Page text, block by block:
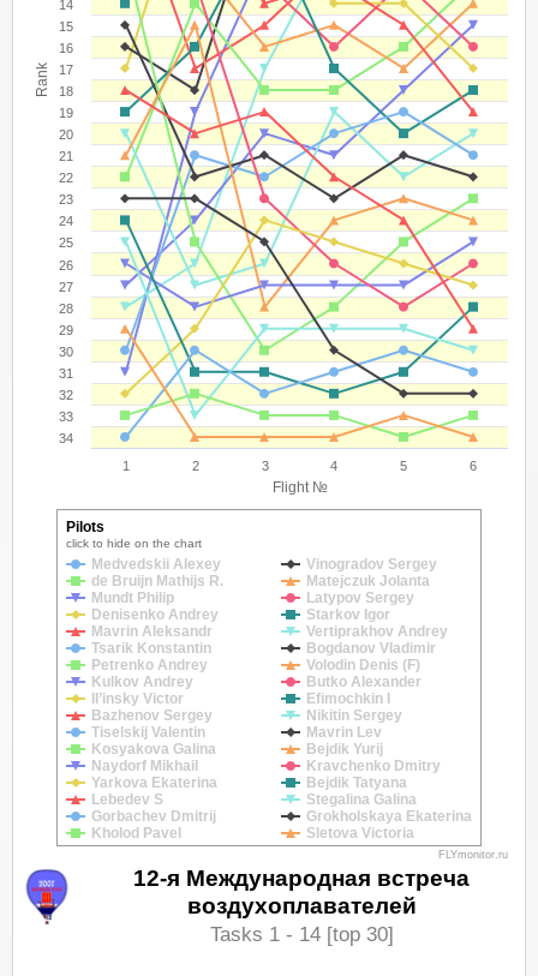
Flight №
Rank
1 2 3 4 5 6
14
15
16
17
18
19
20
21
22
23
24
25
26
27
28
29
30
31
32
33
34
Medvedskii Alexey
Vinogradov Sergey
de Bruijn Mathijs R.
Matejczuk Jolanta
Mundt Philip
Latypov Sergey
Denisenko Andrey
Starkov Igor
Mavrin Aleksandr
Vertiprakhov Andrey
Tsarik Konstantin
Bogdanov Vladimir
Petrenko Andrey
Volodin Denis (F)
Kulkov Andrey
Butko Alexander
Il’insky Victor
Efimochkin I
Bazhenov Sergey
Nikitin Sergey
Tiselskij Valentin
Mavrin Lev
Kosyakova Galina
Bejdik Yurij
Naydorf Mikhail
Kravchenko Dmitry
Yarkova Ekaterina
Bejdik Tatyana
Lebedev S
Stegalina Galina
Gorbachev Dmitrij
Grokholskaya Ekaterina
Kholod Pavel
Sletova Victoria
Pilots
click to hide on the chart
FLYmonitor.ru
12-я Международная встреча
воздухоплавателей
Tasks 1 - 14 [top 30]